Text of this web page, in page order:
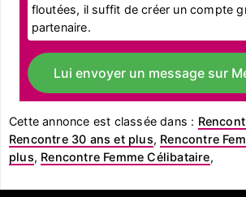
floutées, il suffit de créer un compte
partenaire.
Lui envoyer un message sur
Cette annonce est classée dans :
Rencontre 30 ans et plus, Rencontre
plus, Rencontre Femme Célibataire,